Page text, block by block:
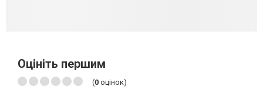
Оцініть першим
(0 оцінок)